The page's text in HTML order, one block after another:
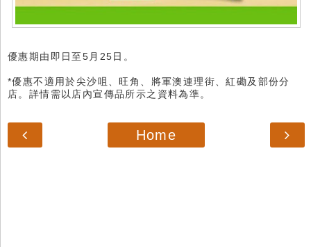
優惠期由即日至5月25日。
*優惠不適用於尖沙咀、旺角、將軍澳連理街、紅磡及部份分
店。詳情需以店內宣傳品所示之資料為準。
Home